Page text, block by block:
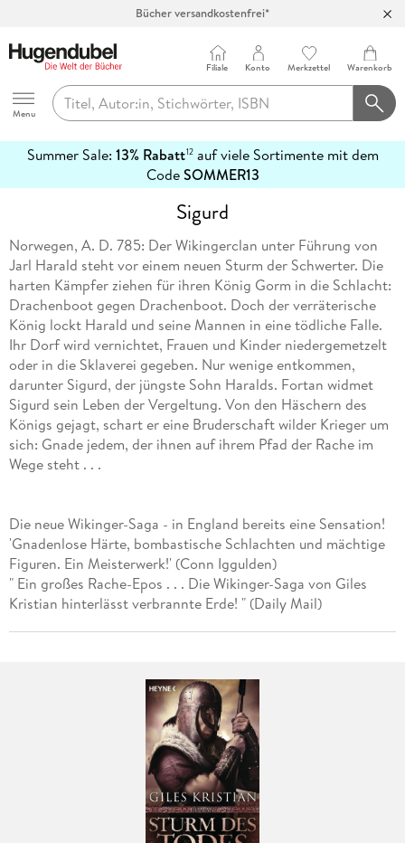
Bücher versandkostenfrei*
Abholung in über 100 Filialen
Hugendubel
Menu
Filiale Konto Merkzettel Warenkorb
Summer Sale: 13% Rabatt12auf viele Sortimente mit dem
CodeSOMMER13
erfahren
Sigurd
Norwegen, A. D. 785: Der Wikingerclan unter Führung von
Jarl Harald steht vor einem neuen Sturm der Schwerter. Die
harten Kämpfer ziehen für ihren König Gorm in die Schlacht:
Drachenboot gegen Drachenboot. Doch der verräterische
König lockt Harald und seine Mannen in eine tödliche Falle.
Ihr Dorf wird vernichtet, Frauen und Kinder niedergemetzelt
oder in die Sklaverei gegeben. Nur wenige entkommen,
darunter Sigurd, der jüngste Sohn Haralds. Fortan widmet
Sigurd sein Leben der Vergeltung. Von den Häschern des
Königs gejagt, schart er eine Bruderschaft wilder Krieger um
sich: Gnade jedem, der ihnen auf ihrem Pfad der Rache im
Wege steht . . .
Die neue Wikinger-Saga - in England bereits eine Sensation!
'Gnadenlose Härte, bombastische Schlachten und mächtige
Figuren. Ein Meisterwerk!' (Conn Iggulden)
" Ein großes Rache-Epos . . . Die Wikinger-Saga von Giles
Kristian hinterlässt verbrannte Erde! " (Daily Mail)